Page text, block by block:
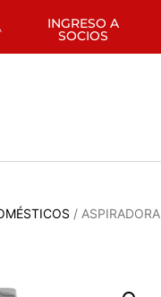
INGRESO A
SOCIOS
/ ASPIRADORA